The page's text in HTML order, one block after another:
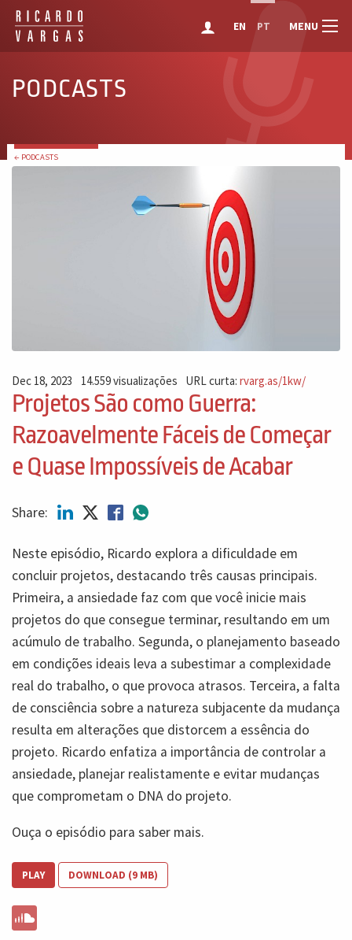
EN PT MENU
PODCASTS
← PODCASTS
Dec 18, 2023 14.559 visualizações URL curta:rvarg.as/1kw/
Projetos São como Guerra:
Razoavelmente Fáceis de Começar
e Quase Impossíveis de Acabar
Share:
Neste episódio, Ricardo explora a dificuldade em
concluir projetos, destacando três causas principais.
Primeira, a ansiedade faz com que você inicie mais
projetos do que consegue terminar, resultando em um
acúmulo de trabalho. Segunda, o planejamento baseado
em condições ideais leva a subestimar a complexidade
real do trabalho, o que provoca atrasos. Terceira, a falta
de consciência sobre a natureza subjacente da mudança
resulta em alterações que distorcem a essência do
projeto. Ricardo enfatiza a importância de controlar a
ansiedade, planejar realistamente e evitar mudanças
que comprometam o DNA do projeto.
Ouça o episódio para saber mais.
PLAY DOWNLOAD (9 MB)